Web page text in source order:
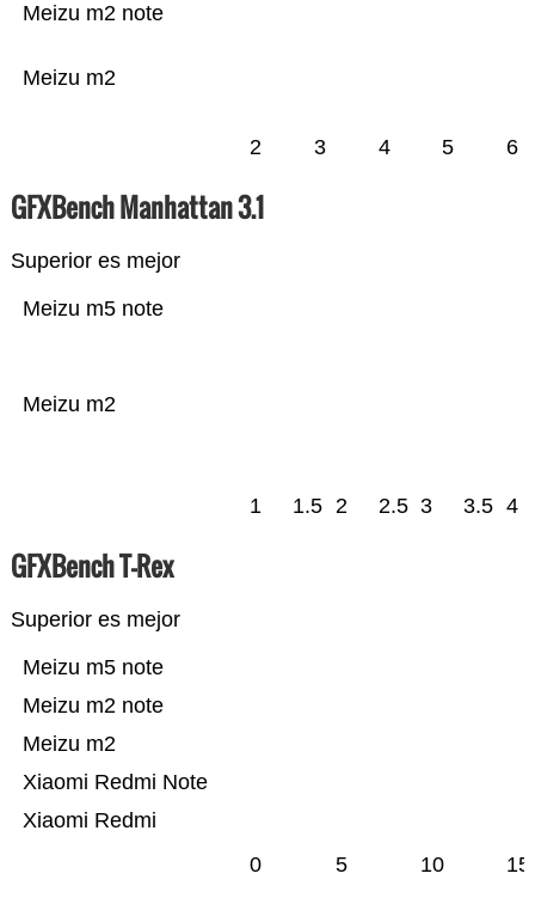
Meizu m2
Meizu m2 note
2 3 4 5 6
GFXBench Manhattan 3.1
Superior es mejor
Meizu m2
Meizu m5 note
1 1.5 2 2.5 3 3.5 4
GFXBench T-Rex
Superior es mejor
Xiaomi Redmi
Xiaomi Redmi Note
Meizu m2
Meizu m2 note
Meizu m5 note
0 5 10 15